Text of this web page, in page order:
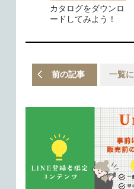
カタログをダウンロ
ードしてみよう！
前の記事 一覧